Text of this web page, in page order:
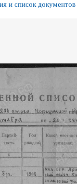
и список документов